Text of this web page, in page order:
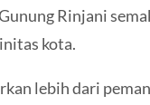
Rinjani
kota.
lebih dari